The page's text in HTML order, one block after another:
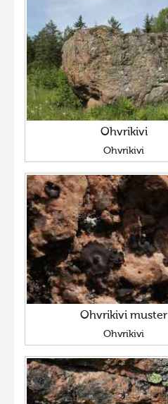
Фотоконкурс 2015
Фотоконкурс 2014
Фотоконкурс 2013
Фотоконкурс 2012
Фотоконкурс 2011
Фотоконкурс 2008
Ohvrikivi
Ohvrikivi
Ohvrikivi muster
Ohvrikivi